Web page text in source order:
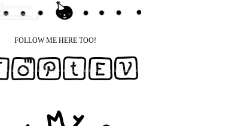
FOLLOW ME HERE TOO!